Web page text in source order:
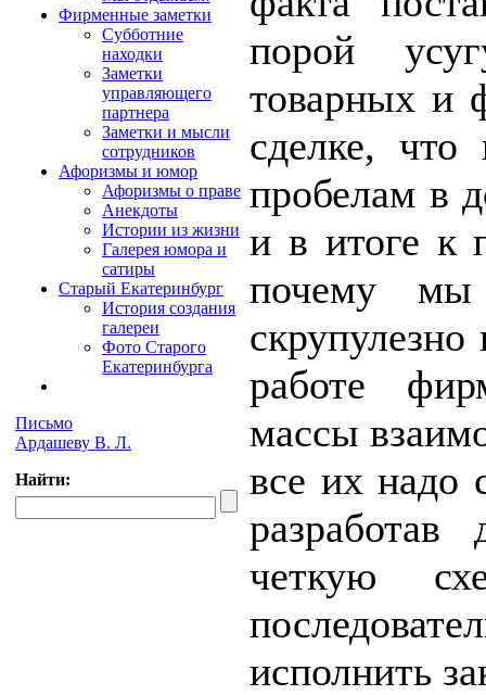
Фирменные заметки
Субботние
находки
Заметки
управляющего
партнера
Заметки и мысли
сотрудников
Афоризмы и юмор
Афоризмы о праве
Анекдоты
Истории из жизни
Галерея юмора и
сатиры
Старый Екатеринбург
История создания
галереи
Фото Старого
Екатеринбурга
Письмо
Ардашеву В. Л.
Найти:
порой
товарных и
сделке, что
пробелам в
и в итоге к
почему мы
работе
массы
все их надо
четкую
исполнить